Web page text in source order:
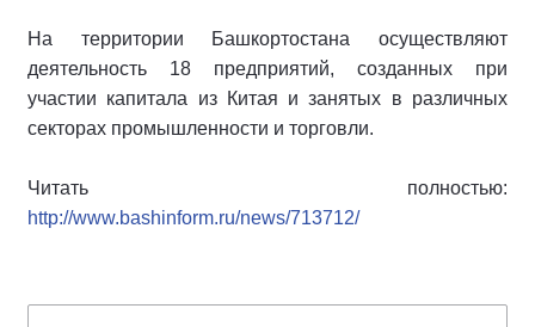
На территории Башкортостана осуществляют
деятельность 18 предприятий, созданных при
участии капитала из Китая и занятых в различных
секторах промышленности и торговли.
Читать полностью:
http://www.bashinform.ru/news/713712/